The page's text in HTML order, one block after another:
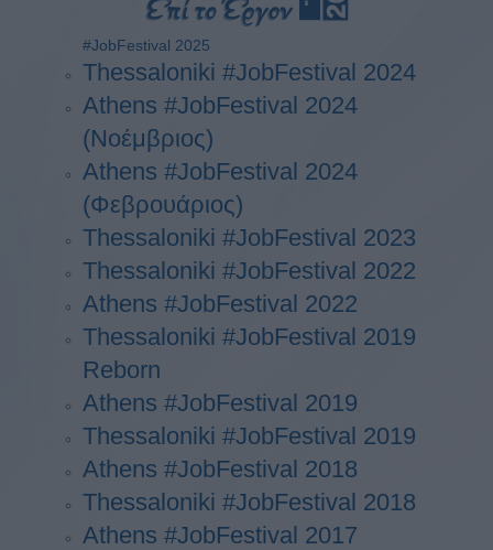
#JobFestival 2025
Thessaloniki #JobFestival 2024
Athens #JobFestival 2024
(Νοέμβριος)
Athens #JobFestival 2024
(Φεβρουάριος)
Thessaloniki #JobFestival 2023
Thessaloniki #JobFestival 2022
Athens #JobFestival 2022
Thessaloniki #JobFestival 2019
Reborn
Athens #JobFestival 2019
Thessaloniki #JobFestival 2019
Athens #JobFestival 2018
Thessaloniki #JobFestival 2018
Athens #JobFestival 2017